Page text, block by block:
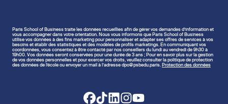
Paris School of Business traite les données recueillies afin de gérer vos demandes d’information et
vous accompagner dans votre orientation. Nous vous informons que Paris School of Business
utilise vos données à des fins marketing pour personnaliser et adapter ses offres de services à vos
besoins et établir des statistiques et des modèles de profils marketings. En communiquant vos
coordonnées, vous consentez à être contacté par nos conseillers du lundi au vendredi de 9h30 à
19h00. Vos données seront conservées pour une durée de 3 ans ; Pour en savoir plus sur la gestion
de vos données personnelles et pour exercer vos droits, veuillez consulter la politique de protection
des données de l’école ou envoyer un mail à l’adresse dpo@psbedu.paris.Protection des données
Footer social links